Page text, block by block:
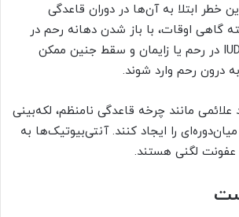
خطر ابتلا به آن‌ها در دوران قاعدگی
گاهی اوقات، با باز شدن دهانه رحم در
طی فرآیند جاگذاری IUD در رحم یا زایمان و سقط جنین ممکن
درون رحم وارد شوند.
مانند چرخه قاعدگی نامنظم، لکه‌بینی
را ایجاد کنند. آنتی‌بیوتیک‌ها به
عفونت لگنی هستند.